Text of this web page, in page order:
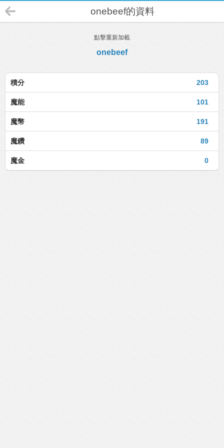
onebeef的資料
點擊重新加載
onebeef
203
積分
101
魔能
191
魔幣
89
魔鑽
0
魔金